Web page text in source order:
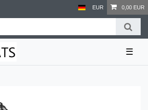
EUR 0,00 EUR
☰